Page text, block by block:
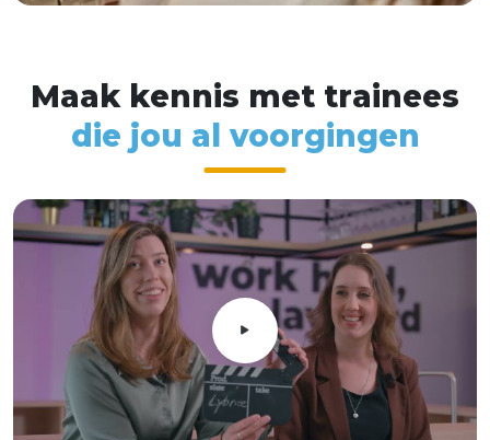
Maa k kennis met trainees
d ie jou a voorgingen